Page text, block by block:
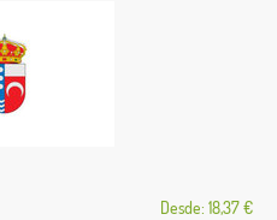
Desde: 18,37 €